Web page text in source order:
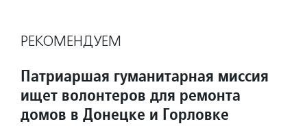
РЕКОМЕНДУЕМ
Патриаршая гуманитарная миссия
ищет волонтеров для ремонта
домов в Донецке и Горловке